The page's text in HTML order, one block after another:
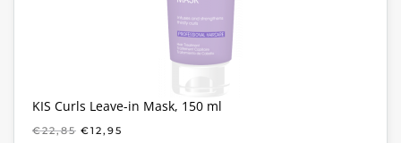
KIS Curls Leave-in Mask, 150 ml
€22,85 OORSPRONKELIJKE
€12,95